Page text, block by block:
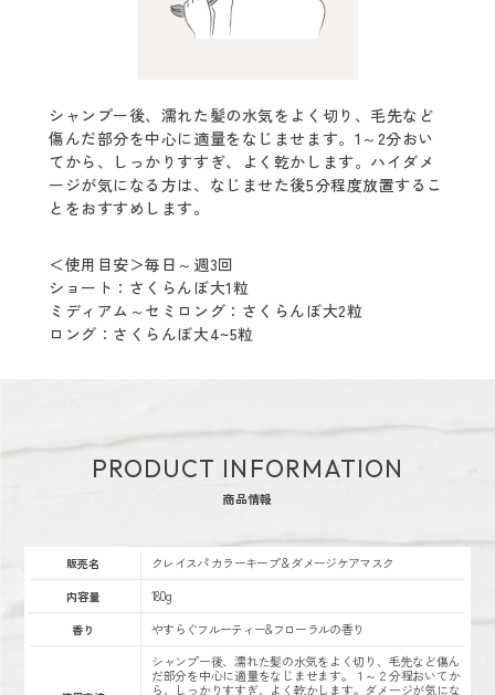
シャンプー後、濡れた髪の水気をよく切り、毛先など
傷んだ部分を中心に適量をなじませます。1～2分おい
てから、しっかりすすぎ、よく乾かします。ハイダメ
ージが気になる方は、なじませた後5分程度放置するこ
とをおすすめします。
＜使用目安＞毎日～週3回
ショート：さくらんぼ大1粒
ミディアム～セミロング：さくらんぼ大2粒
ロング：さくらんぼ大4~5粒
PRODUCT INFORMATION
商品情報
販売名 クレイスパ カラーキープ＆ダメージケアマスク
内容量 180g
香り やすらぐフルーティー&フローラルの香り
シャンプー後、濡れた髪の水気をよく切り、毛先など傷ん
だ部分を中心に適量をなじませます。１～２分程おいてか
ら、しっかりすすぎ、よく乾かします。ダメージが気にな